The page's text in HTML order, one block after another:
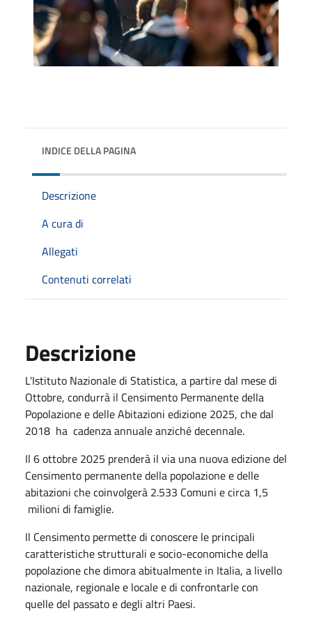
INDICE DELLA PAGINA
Descrizione
A cura di
Allegati
Contenuti correlati
Descrizione
L'Istituto Nazionale di Statistica, a partire dal mese di
Ottobre, condurrà il Censimento Permanente della
Popolazione e delle Abitazioni edizione 2025, che dal
2018 ha cadenza annuale anziché decennale.
Il 6 ottobre 2025 prenderà il via una nuova edizione del
Censimento permanente della popolazione e delle
abitazioni che coinvolgerà 2.533 Comuni e circa 1,5
milioni di famiglie.
Il Censimento permette di conoscere le principali
caratteristiche strutturali e socio-economiche della
popolazione che dimora abitualmente in Italia, a livello
nazionale, regionale e locale e di confrontarle con
quelle del passato e degli altri Paesi.